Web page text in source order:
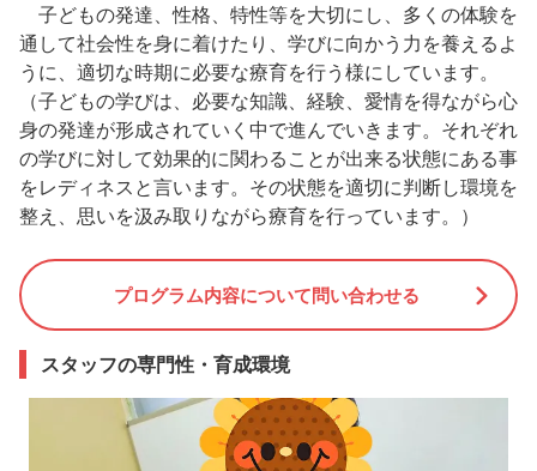
子どもの発達、性格、特性等を大切にし、多くの体験を
通して社会性を身に着けたり、学びに向かう力を養えるよ
うに、適切な時期に必要な療育を行う様にしています。
（子どもの学びは、必要な知識、経験、愛情を得ながら心
身の発達が形成されていく中で進んでいきます。それぞれ
の学びに対して効果的に関わることが出来る状態にある事
をレディネスと言います。その状態を適切に判断し環境を
整え、思いを汲み取りながら療育を行っています。）
プログラム内容について問い合わせる
スタッフの専門性・育成環境